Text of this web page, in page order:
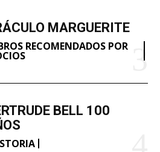
MARGUERITE
RECOMENDADOS POR
BELL 100